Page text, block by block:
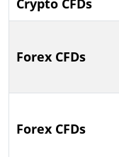
Forex CFDs
Forex CFDs